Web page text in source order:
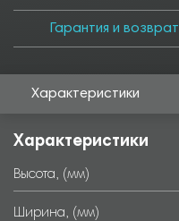
Гарантия и возврат
Характеристики
Характеристики
Высота, (мм)
Ширина, (мм)